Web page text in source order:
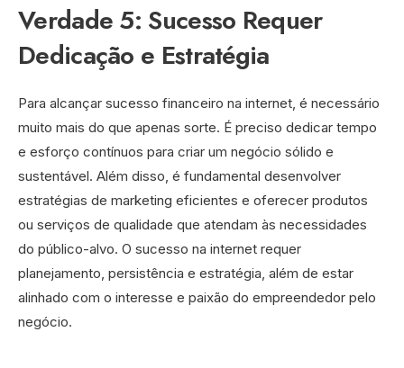
Verdade 5: Sucesso Requer
Dedicação e Estratégia
Para alcançar sucesso financeiro na internet, é necessário
muito mais do que apenas sorte. É preciso dedicar tempo
e esforço contínuos para criar um negócio sólido e
sustentável. Além disso, é fundamental desenvolver
estratégias de marketing eficientes e oferecer produtos
ou serviços de qualidade que atendam às necessidades
do público-alvo. O sucesso na internet requer
planejamento, persistência e estratégia, além de estar
alinhado com o interesse e paixão do empreendedor pelo
negócio.